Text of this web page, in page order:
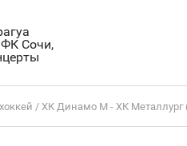
Сочи,
/ ХК Динамо М - ХК Металлург